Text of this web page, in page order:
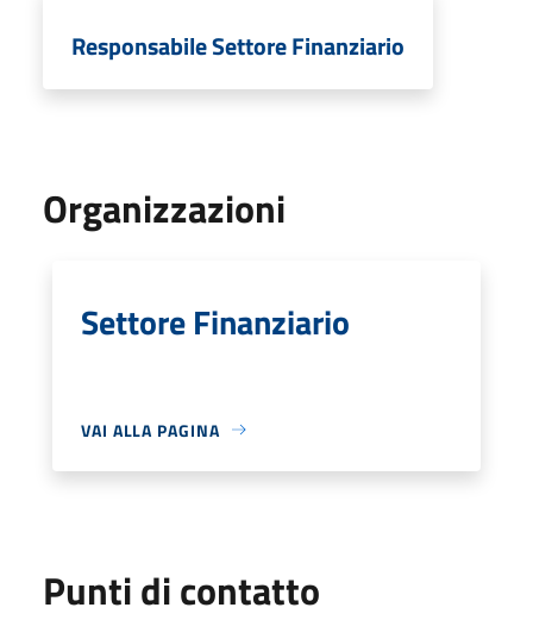
Responsabile Settore Finanziario
Organizzazioni
Settore Finanziario
VAI ALLA PAGINA
Punti di contatto